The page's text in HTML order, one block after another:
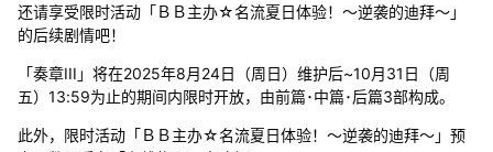
还请享受限时活动「ＢＢ主办☆名流夏日体验！～逆袭的迪拜～」
的后续剧情吧！
「奏章III」将在2025年8月24日（周日）维护后~10月31日（周
五）13:59为止的期间内限时开放，由前篇･中篇･后篇3部构成。
此外，限时活动「ＢＢ主办☆名流夏日体验！～逆袭的迪拜～」预